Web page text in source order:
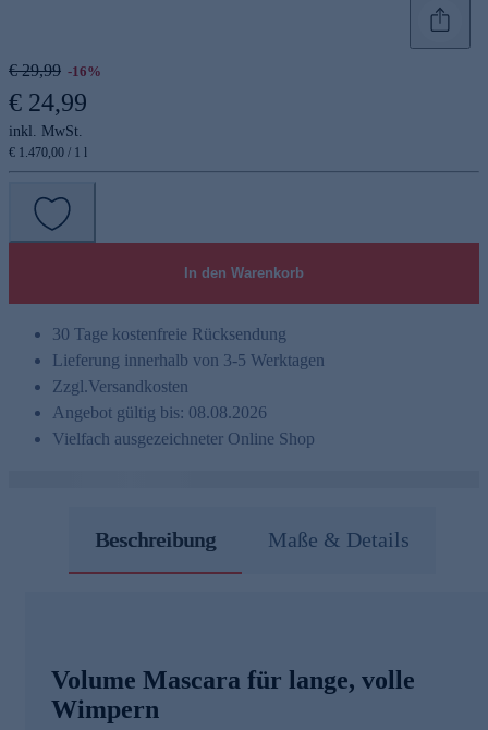
€ 29,99 -16%
€ 24,99
inkl. MwSt.
€ 1.470,00 / 1 l
In den Warenkorb
30 Tage kostenfreie Rücksendung
Lieferung innerhalb von 3-5 Werktagen
Zzgl.Versandkosten
Angebot gültig bis: 08.08.2026
Vielfach ausgezeichneter Online Shop
Beschreibung Maße & Details
Volume Mascara für lange, volle
Wimpern